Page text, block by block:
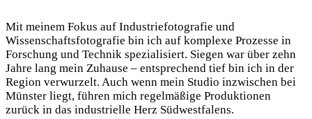
Mit meinem Fokus auf Industriefotografie und
Wissenschaftsfotografie bin ich auf komplexe Prozesse in
Forschung und Technik spezialisiert. Siegen war über zehn
Jahre lang mein Zuhause – entsprechend tief bin ich in der
Region verwurzelt. Auch wenn mein Studio inzwischen bei
Münster liegt, führen mich regelmäßige Produktionen
zurück in das industrielle Herz Südwestfalens.